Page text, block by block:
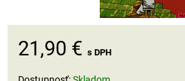
21,90 € s DPH